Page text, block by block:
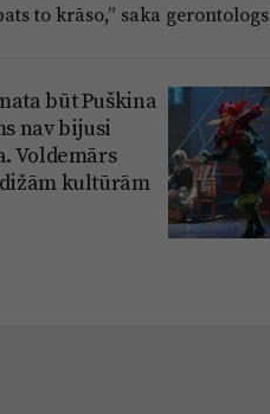
to krāso,” saka
būt Puškina
nav bijusi
Voldemārs
kultūrām